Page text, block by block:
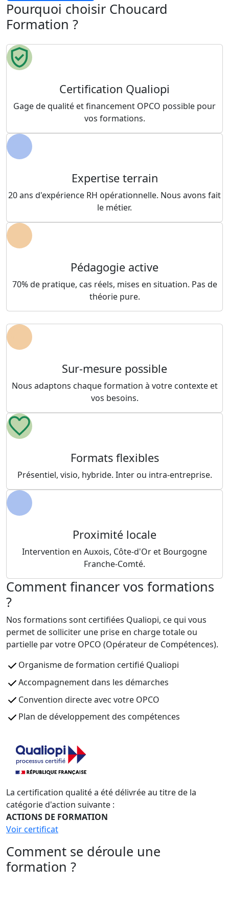
Pourquoi choisir Choucard
Formation ?
Certification Qualiopi
Gage de qualité et financement OPCO possible pour
vos formations.
Expertise terrain
20 ans d'expérience RH opérationnelle. Nous avons fait
le métier.
Pédagogie active
70% de pratique, cas réels, mises en situation. Pas de
théorie pure.
Sur-mesure possible
Nous adaptons chaque formation à votre contexte et
vos besoins.
Formats flexibles
Présentiel, visio, hybride. Inter ou intra-entreprise.
Proximité locale
Intervention en Auxois, Côte-d'Or et Bourgogne
Franche-Comté.
Comment financer vos formations
?
Nos formations sont certifiées Qualiopi, ce qui vous
permet de solliciter une prise en charge totale ou
partielle par votre OPCO (Opérateur de Compétences).
Organisme de formation certifié Qualiopi
Accompagnement dans les démarches
Convention directe avec votre OPCO
Plan de développement des compétences
La certification qualité a été délivrée au titre de la
catégorie d'action suivante :
ACTIONS DE FORMATION
Voir certificat
Comment se déroule une
formation ?